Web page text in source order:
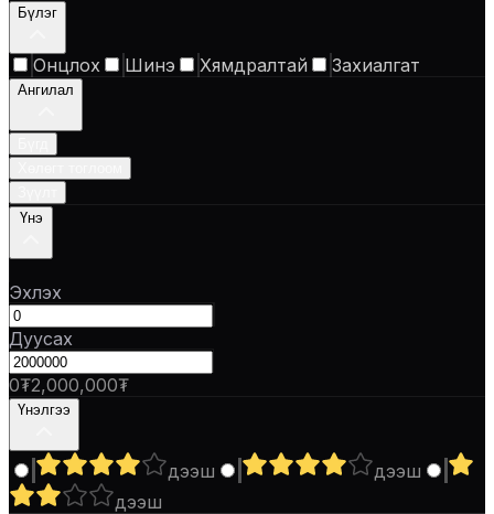
Бүлэг
Онцлох Шинэ Хямдралтай Захиалгат
Ангилал
Үнэ
Эхлэх
Дуусах
0₮2,000,000₮
Үнэлгээ
дээш
дээш
дээш